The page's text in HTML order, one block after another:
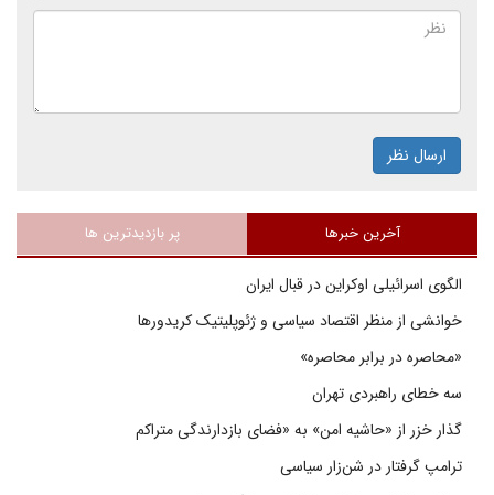
ارسال نظر
آخرین خبرها پر بازدیدترین ها
الگوی اسرائیلی اوکراین در قبال ایران
خوانشی از منظر اقتصاد سیاسی و ژئوپلیتیک کریدورها
«محاصره در برابر محاصره»
سه خطای راهبردی تهران
گذار خزر از «حاشیه امن» به «فضای بازدارندگی متراکم
ترامپ گرفتار در شن‌زار سیاسی